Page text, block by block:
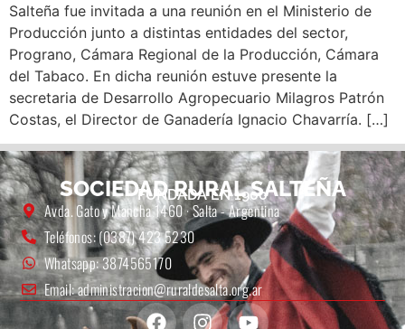
Salteña fue invitada a una reunión en el Ministerio de
Producción junto a distintas entidades del sector,
Prograno, Cámara Regional de la Producción, Cámara
del Tabaco. En dicha reunión estuve presente la
secretaria de Desarrollo Agropecuario Milagros Patrón
Costas, el Director de Ganadería Ignacio Chavarría. […]
SOCIEDAD RURAL SALTEÑA
FUNDADA EN 1900
Avda. Gato y Mancha 1460 · Salta - Argentina
Teléfonos: (0387) 423 5230
Whatsapp: 3874565170
Email: administracion@ruraldesalta.org.ar